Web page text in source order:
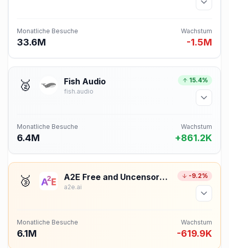
Monatliche Besuche
33.6M
Wachstum
-1.5M
🥈 Fish Audio
fish.audio
15.4%
Monatliche Besuche
6.4M
Wachstum
+861.2K
🥉 A2E Free and Uncensored AI Videos
a2e.ai
-9.2%
Monatliche Besuche
6.1M
Wachstum
-619.9K